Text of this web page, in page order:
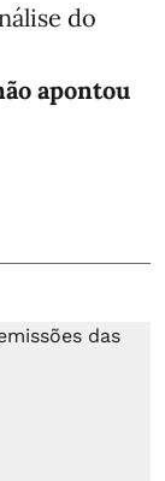
do
apontou